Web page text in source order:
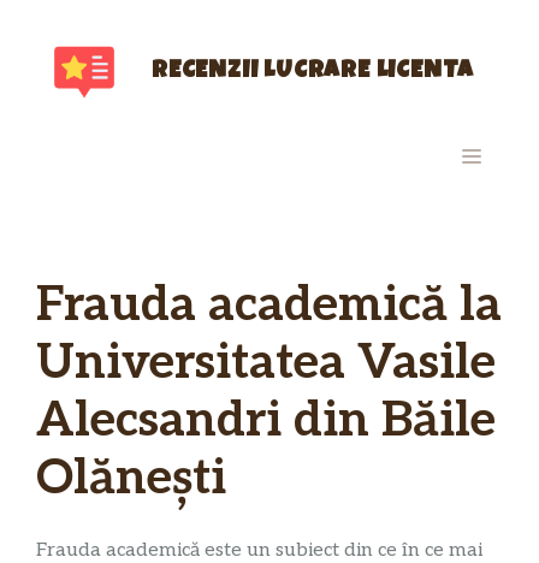
conținut
RECENZII LUCRARE LICENTA
MENIU
Frauda academică la
Universitatea Vasile
Alecsandri din Băile
Olănești
Frauda academică este un subiect din ce în ce mai